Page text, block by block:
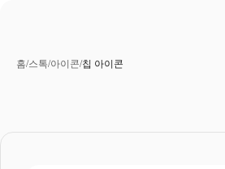
홈/스톡/아이콘/칩 아이콘